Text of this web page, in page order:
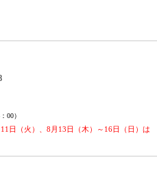
00）
日（火）、8月13日（木）～16日（日）は